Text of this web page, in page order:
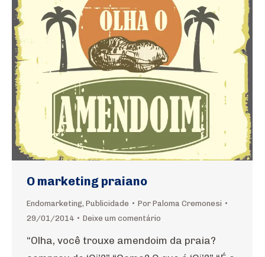
O marketing praiano
Endomarketing, Publicidade Por Paloma Cremonesi
29/01/2014
Deixe um comentário
“Olha, você trouxe amendoim da praia?